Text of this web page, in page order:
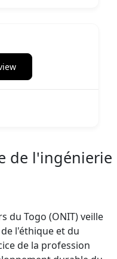
de l'ingénierie
du Togo (ONIT) veille
l'éthique et du
de la profession